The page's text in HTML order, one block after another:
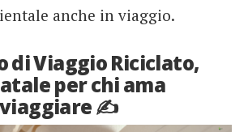
anche in viaggio.
di Viaggio Riciclato,
per chi ama
✍️